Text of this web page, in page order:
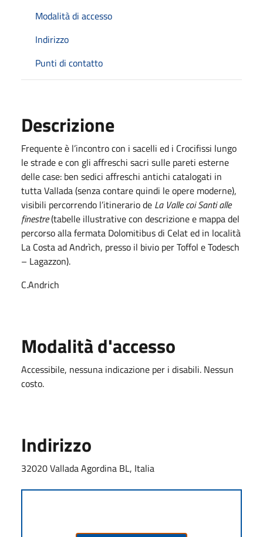
Modalità di accesso
Indirizzo
Punti di contatto
Descrizione
Frequente è l’incontro con i sacelli ed i Crocifissi lungo
le strade e con gli affreschi sacri sulle pareti esterne
delle case: ben sedici affreschi antichi catalogati in
tutta Vallada (senza contare quindi le opere moderne),
visibili percorrendo l’itinerario de La Valle coi Santi alle
finestre(tabelle illustrative con descrizione e mappa del
percorso alla fermata Dolomitibus di Celat ed in località
La Costa ad Andrìch, presso il bivio per Toffol e Todesch
– Lagazzon).
C.Andrich
Modalità d'accesso
Accessibile, nessuna indicazione per i disabili. Nessun
costo.
Indirizzo
32020 Vallada Agordina BL, Italia